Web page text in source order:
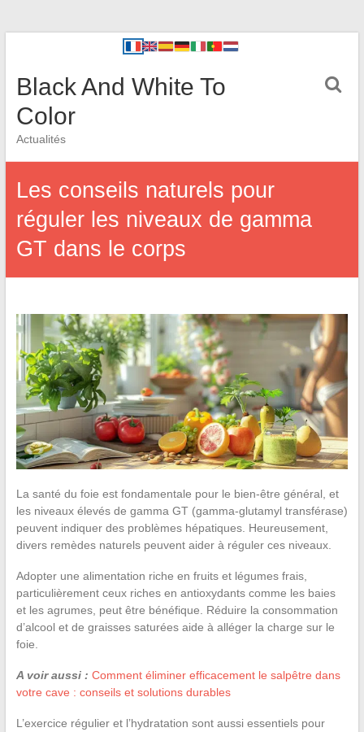
Black And White To
Color
Actualités
Les conseils naturels pour
réguler les niveaux de gamma
GT dans le corps
La santé du foie est fondamentale pour le bien-être général, et
les niveaux élevés de gamma GT (gamma-glutamyl transférase)
peuvent indiquer des problèmes hépatiques. Heureusement,
divers remèdes naturels peuvent aider à réguler ces niveaux.
Adopter une alimentation riche en fruits et légumes frais,
particulièrement ceux riches en antioxydants comme les baies
et les agrumes, peut être bénéfique. Réduire la consommation
d’alcool et de graisses saturées aide à alléger la charge sur le
foie.
A voir aussi : Comment éliminer efficacement le salpêtre dans
votre cave : conseils et solutions durables
L’exercice régulier et l’hydratation sont aussi essentiels pour